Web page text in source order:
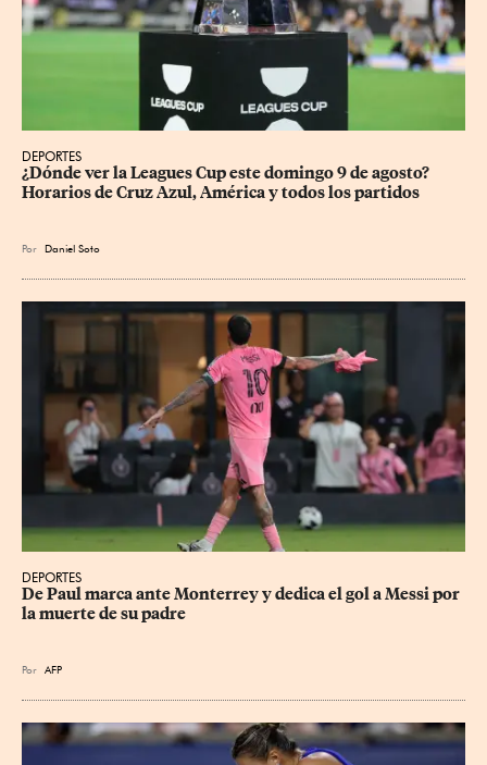
DEPORTES
¿Dónde ver la Leagues Cup este domingo 9 de agosto?
Horarios de Cruz Azul, América y todos los partidos
Por Daniel Soto
DEPORTES
De Paul marca ante Monterrey y dedica el gol a Messi por
la muerte de su padre
Por AFP